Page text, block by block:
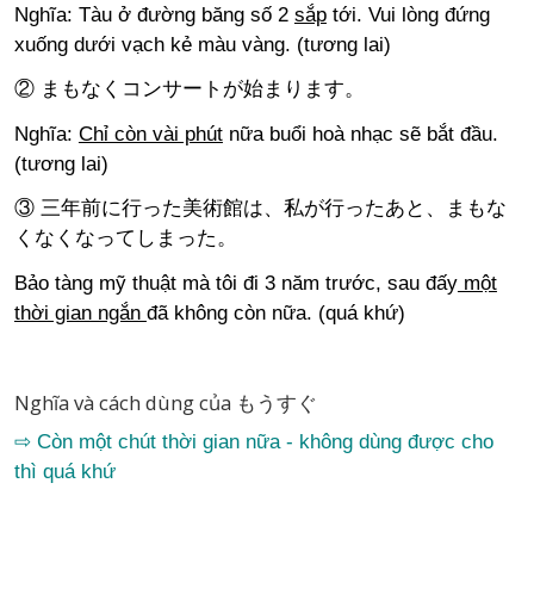
Nghĩa: Tàu ở đường băng số 2 sắptới. Vui lòng đứng
xuống dưới vạch kẻ màu vàng. (tương lai)
② まもなくコンサートが始まります。
Nghĩa: Chỉ còn vài phútnữa buổi hoà nhạc sẽ bắt đầu.
(tương lai)
③ 三年前に行った美術館は、私が行ったあと、まもな
くなくなってしまった。
Bảo tàng mỹ thuật mà tôi đi 3 năm trước, sau đấymột
thời gian ngắn đã không còn nữa. (quá khứ)
Nghĩa và cách dùng của もうすぐ
⇨ Còn một chút thời gian nữa - không dùng được cho
thì quá khứ